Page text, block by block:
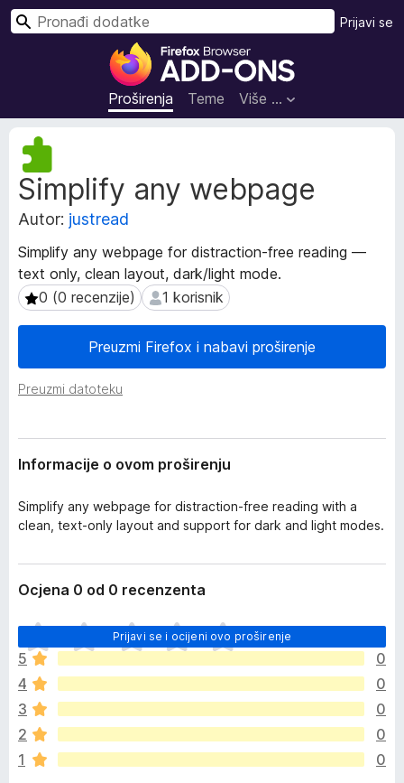
D
o
d
a
z
a
r
e
g
l
d
F
i
e
f
Proširenja Teme Više …
Prijavi se
T
Simplify any webpage
Autor: justread
Simplify any webpage for distraction-free reading —
text only, clean layout, dark/light mode.
0 (0 recenzije)
0 (0 recenzije) 1 korisnik
1 korisnik
Preuzmi Firefox i nabavi proširenje
Preuzmi datoteku
M
e
t
a
p
d
a
c
o
š
n
a
Informacije o ovom proširenju
Simplify any webpage for distraction-free reading with a
clean, text-only layout and support for dark and light modes.
Ocjena 0 od 0 recenzenta
Prijavi se i ocijeni ovo proširenje
J
o
š
n
e
m
a
o
5
0
4
0
3
0
2
0
1
0